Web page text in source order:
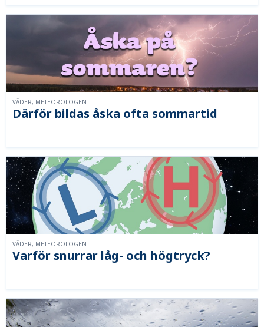
Därför bildas åska ofta sommartid
VÄDER, METEOROLOGEN
Varför snurrar låg- och högtryck?
VÄDER, METEOROLOGEN